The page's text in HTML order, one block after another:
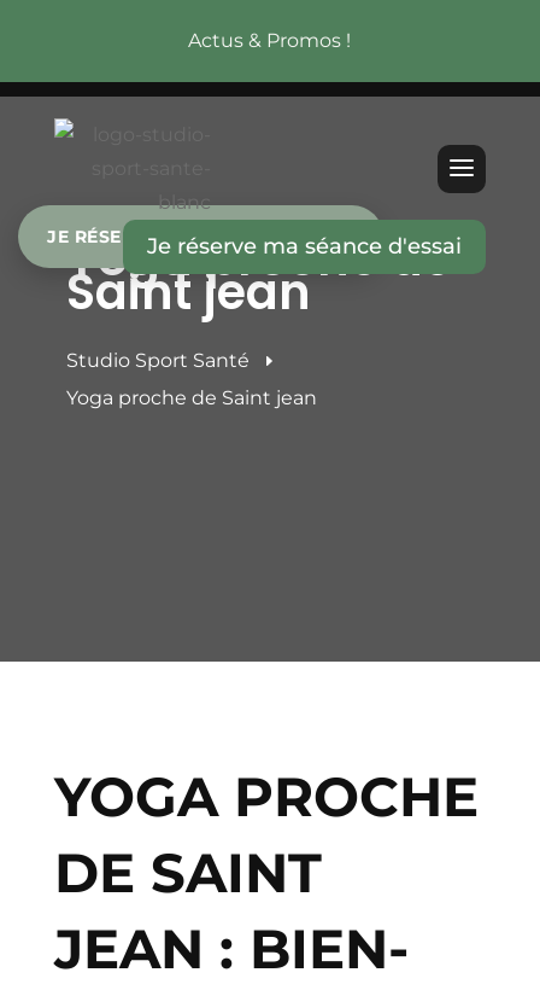
Actus & Promos !
Je réserve ma séance d'essai
Yoga proche de
Saint jean
Studio Sport Santé E
Yoga proche de Saint jean
YOGA PROCHE
DE SAINT
JEAN : BIEN-
JE RÉSERVE MA SÉANCE D’ESSAI